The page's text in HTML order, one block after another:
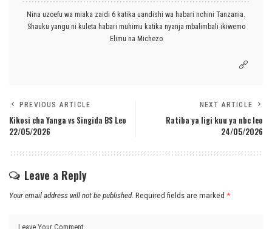
Nina uzoefu wa miaka zaidi 6 katika uandishi wa habari nchini Tanzania.
Shauku yangu ni kuleta habari muhimu katika nyanja mbalimbali ikiwemo
Elimu na Michezo
PREVIOUS ARTICLE
Kikosi cha Yanga vs Singida BS Leo
22/05/2026
NEXT ARTICLE
Ratiba ya ligi kuu ya nbc leo
24/05/2026
Leave a Reply
Your email address will not be published. Required fields are marked *